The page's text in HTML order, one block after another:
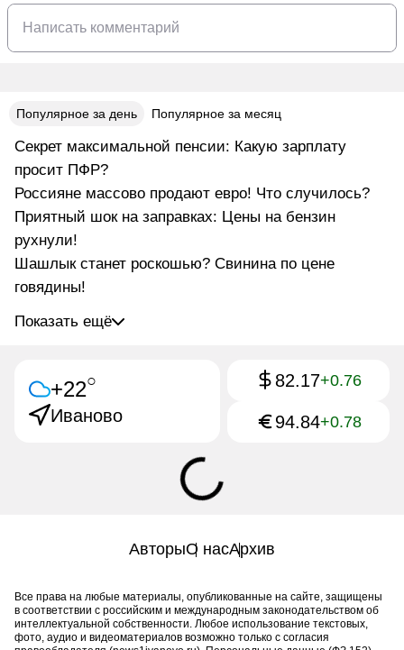
Популярное за день Популярное за месяц
Секрет максимальной пенсии: Какую зарплату
просит ПФР?
Россияне массово продают евро! Что случилось?
Приятный шок на заправках: Цены на бензин
рухнули!
Шашлык станет роскошью? Свинина по цене
говядины!
Показать ещё
+22○
Иваново
82.17+0.76
94.84+0.78
АвторыО насАрхив
Все права на любые материалы, опубликованные на сайте, защищены
в соответствии с российским и международным законодательством об
интеллектуальной собственности. Любое использование текстовых,
фото, аудио и видеоматериалов возможно только с согласия